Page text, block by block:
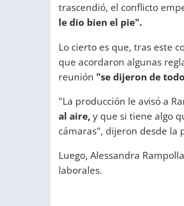
trascendió, el conflicto
le dio bien el pie".
Lo cierto es que, tras este
que acordaron algunas
reunión "se dijeron de
"La producción le avisó a
al aire,y que si tiene algo
cámaras", dijeron desde la
Luego, Alessandra
laborales.